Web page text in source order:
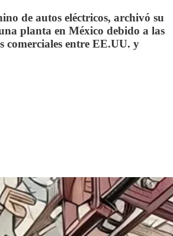
de autos eléctricos, archivó su
planta en México debido a las
comerciales entre EE.UU. y